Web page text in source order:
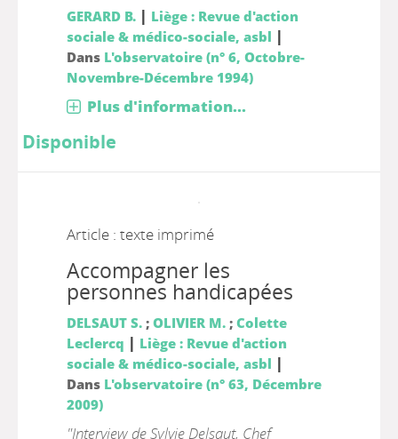
GERARD B. | Liège : Revue d'action
sociale & médico-sociale, asbl |
Dans L'observatoire (n° 6, Octobre-
Novembre-Décembre 1994)
Plus d'information...
Disponible
Article : texte imprimé
Accompagner les
personnes handicapées
DELSAUT S.; OLIVIER M.; Colette
Leclercq | Liège : Revue d'action
sociale & médico-sociale, asbl |
Dans L'observatoire (n° 63, Décembre
2009)
"Interview de Sylvie Delsaut, Chef